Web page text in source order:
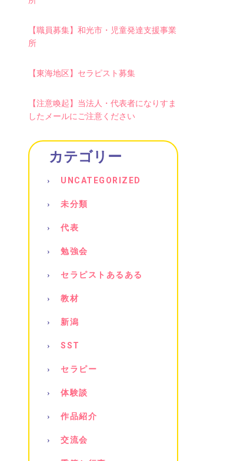
【職員募集】和光市・児童発達支援事業
所
【東海地区】セラピスト募集
【注意喚起】当法人・代表者になりすま
したメールにご注意ください
カテゴリー
UNCATEGORIZED
未分類
代表
勉強会
セラピストあるある
教材
新潟
SST
セラピー
体験談
作品紹介
交流会